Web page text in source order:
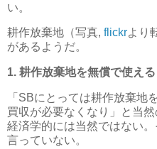
い。
耕作放棄地（写真, flickrより
があるようだ。
1. 耕作放棄地を無償で使える
「SBにとっては耕作放棄地
買収が必要なくなり」と当
経済学的には当然ではない。
言っていない。